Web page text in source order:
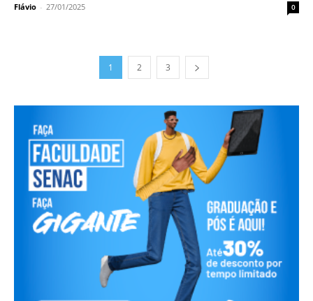
Flávio - 27/01/2025 0
1 2 3